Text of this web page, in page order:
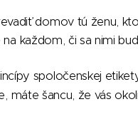
domov tú ženu,
každom, či sa nimi
spoločenskej
máte šancu, že vás